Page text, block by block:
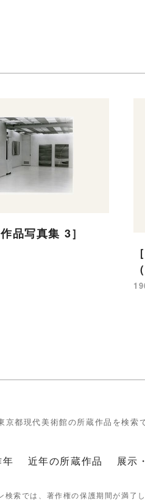
品写真集 3］
京都現代美術館の所蔵作品を検索
近年の所蔵作品 展示
検索では、著作権の保護期間が満了